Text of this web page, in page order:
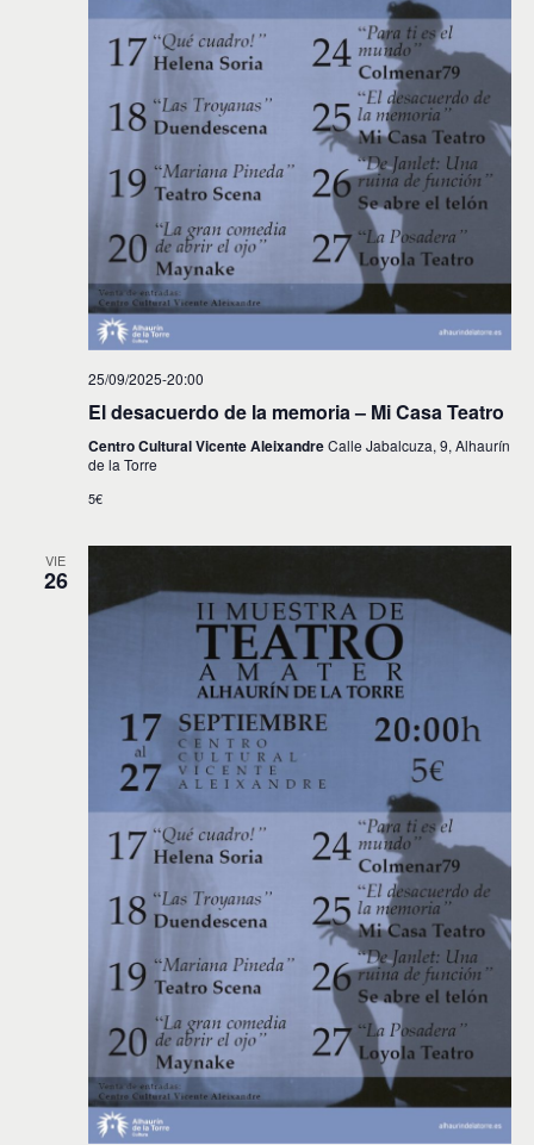
25/09/2025-20:00
El desacuerdo de la memoria – Mi Casa Teatro
Centro Cultural Vicente AleixandreCalle Jabalcuza, 9, Alhaurín
de la Torre
5€
VIE
26